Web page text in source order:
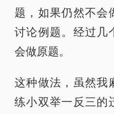
题，如果仍然不会
讨论例题。经过几
会做原题。
这种做法，虽然我
练小双举一反三的